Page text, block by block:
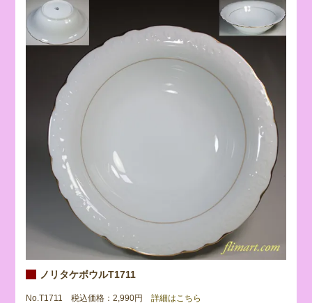
ノリタケボウルT1711
No.T1711 税込価格：2,990円 詳細はこちら